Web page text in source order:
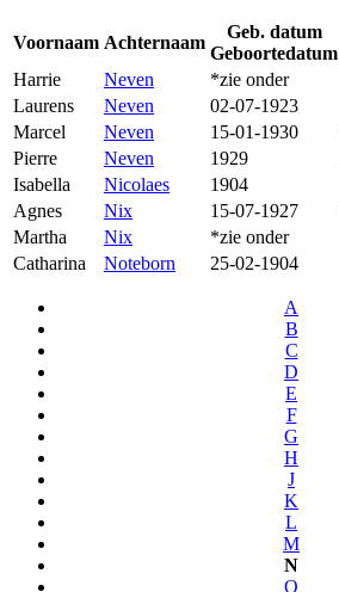
Voornaam Achternaam
Geb. datum
Geboortedatum
Harrie
Neven *zie onder
Laurens
Neven 02-07-1923
Marcel
Neven 15-01-1930
Pierre
Neven 1929
Isabella
Nicolaes 1904
Agnes
Nix 15-07-1927
Martha
Nix *zie onder
Catharina
Noteborn 25-02-1904
A
B
C
D
E
F
G
H
J
K
L
M
N
O